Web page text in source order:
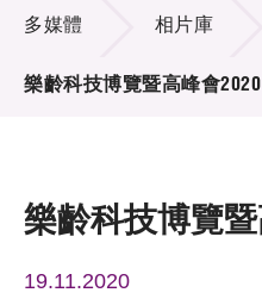
項目及資助計劃
多媒體 相片庫
樂齡科技博覽暨高峰會2020
樂齡科技博覽
19.11.2020